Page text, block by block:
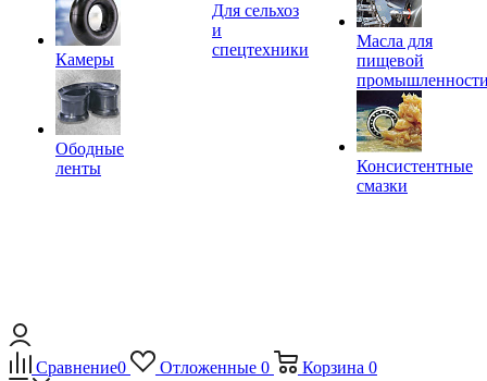
Камеры
Ободные
ленты
Для сельхоз
и
спецтехники
Масла для
пищевой
Консистентные
смазки
Сравнение0 Отложенные 0 Корзина 0